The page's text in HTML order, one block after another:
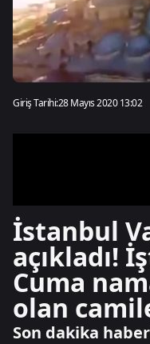
Giriş Tarihi:28 Mayıs 2020 13:02
İstanbul
açıkladı!
Cuma
olan
Son dakika